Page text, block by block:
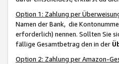
Option 1: Zahlung per
Namen der Bank, die
erforderlich) nennen. Sollten Sie
fällige Gesamtbetrag den in der
Option 2: Zahlung per Amazon-